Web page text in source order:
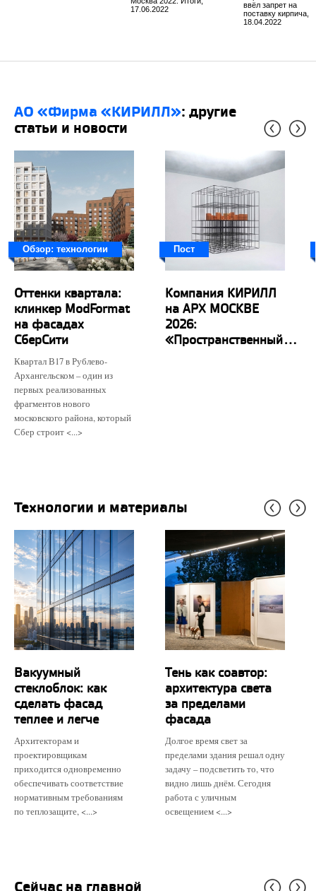
17.06.2022
ввёл запрет на
поставку кирпича,
18.04.2022
АО «Фирма «КИРИЛЛ»: другие
статьи и новости
Обзор: технологии
Оттенки квартала:
клинкер ModFormat
на фасадах
СберСити
Квартал В17 в Рублево-
Архангельском – один из
первых реализованных
фрагментов нового
московского района, который
Сбер строит <...>
Пост
Компания КИРИЛЛ
на АРХ МОСКВЕ
2026:
«Пространственный...
Технологии и материалы
Вакуумный
стеклоблок: как
сделать фасад
теплее и легче
Архитекторам и
проектировщикам
приходится одновременно
обеспечивать соответствие
нормативным требованиям
по теплозащите, <...>
Тень как соавтор:
архитектура света
за пределами
фасада
Долгое время свет за
пределами здания решал одну
задачу – подсветить то, что
видно лишь днём. Сегодня
работа с уличным
освещением <...>
Сейчас на главной